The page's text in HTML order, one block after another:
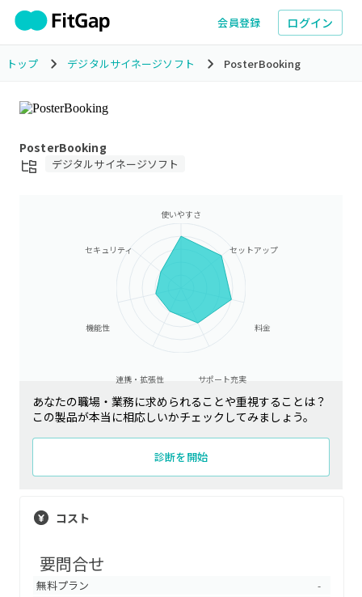
会員登録 ログイン
トップ デジタルサイネージソフト PosterBooking
PosterBooking
デジタルサイネージソフト
使いやすさ
セットアップ
料金
サポート充実
連携・拡張性
機能性
セキュリティ
あなたの職場・業務に求められることや重視することは？
この製品が本当に相応しいかチェックしてみましょう。
診断を開始
コスト
要問合せ
無料プラン -